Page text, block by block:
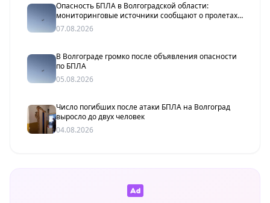
Опасность БПЛА в Волгоградской области:
мониторинговые источники сообщают о пролетах
беспилотников
07.08.2026
В Волгограде громко после объявления опасности
по БПЛА
05.08.2026
Число погибших после атаки БПЛА на Волгоград
выросло до двух человек
04.08.2026